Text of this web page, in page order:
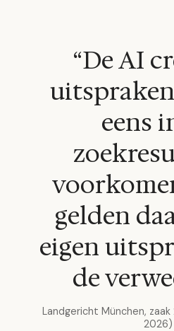
“De AI
eens
gelden
eigen
de
Landgericht München,
2026)